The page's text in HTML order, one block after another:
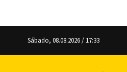
Sábado, 08.08.2026 / 17:33